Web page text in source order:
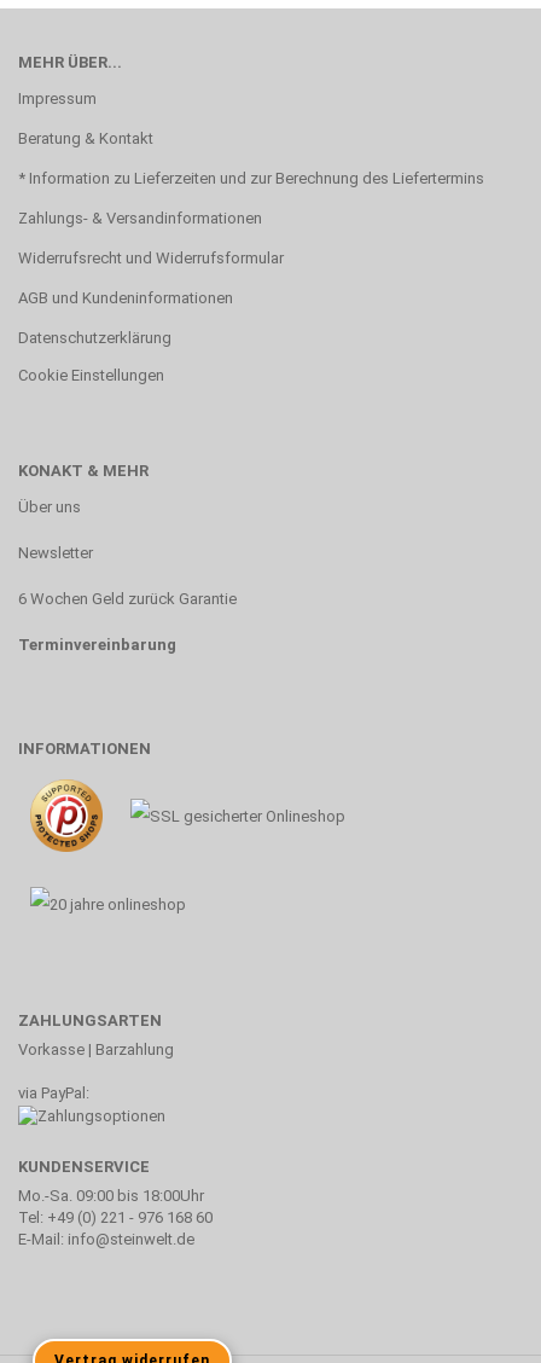
MEHR ÜBER...
Impressum
Beratung & Kontakt
* Information zu Lieferzeiten und zur Berechnung des Liefertermins
Zahlungs- & Versandinformationen
Widerrufsrecht und Widerrufsformular
AGB und Kundeninformationen
Datenschutzerklärung
Cookie Einstellungen
KONAKT & MEHR
Über uns
Newsletter
6 Wochen Geld zurück Garantie
Terminvereinbarung
INFORMATIONEN
ZAHLUNGSARTEN
Vorkasse | Barzahlung
via PayPal:
KUNDENSERVICE
Mo.-Sa. 09:00 bis 18:00Uhr
Tel: +49 (0) 221 - 976 168 60
E-Mail: info@steinwelt.de